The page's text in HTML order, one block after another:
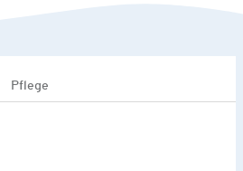
Pflege